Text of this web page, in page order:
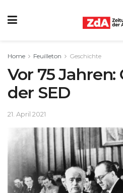
Home Feuilleton Geschichte
Vor 75
der SED
21. April 2021